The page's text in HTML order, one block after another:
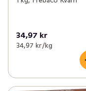
34,97 kr
34,97 kr /kg